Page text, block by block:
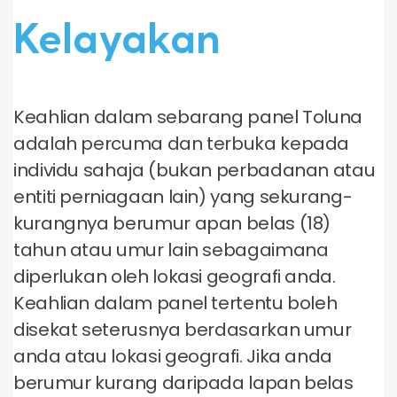
Kelayakan
Keahlian dalam sebarang panel Toluna
adalah percuma dan terbuka kepada
individu sahaja (bukan perbadanan atau
entiti perniagaan lain) yang sekurang-
kurangnya berumur apan belas (18)
tahun atau umur lain sebagaimana
diperlukan oleh lokasi geografi anda.
Keahlian dalam panel tertentu boleh
disekat seterusnya berdasarkan umur
anda atau lokasi geografi. Jika anda
berumur kurang daripada lapan belas